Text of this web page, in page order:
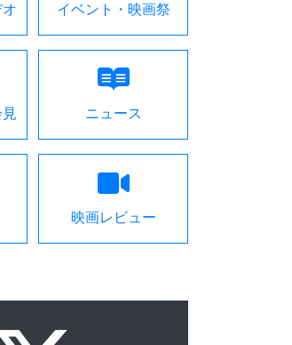
イベント・映画祭
ニュース
映画レビュー